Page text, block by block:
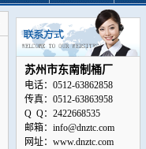
苏州市东南制桶厂
电话：0512-63862858
传真：0512-63863958
Q Q：2422668535
邮箱：info@dnztc.com
网址：www.dnztc.com